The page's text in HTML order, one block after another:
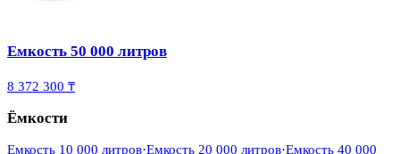
Емкость 50 000 литров
8 372 300 ₸
Ёмкости
Емкость 10 000 литров·Емкость 20 000 литров·Емкость 40 000